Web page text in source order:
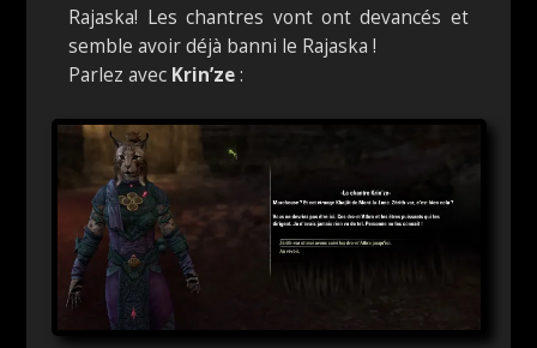
Rajaska! Les chantres vont ont devancés et
semble avoir déjà banni le Rajaska !
Parlez avec Krin’ze: